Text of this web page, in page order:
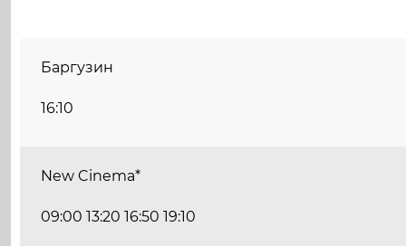
Баргузин
16:10
New Cinema*
09:00 13:20 16:50 19:10